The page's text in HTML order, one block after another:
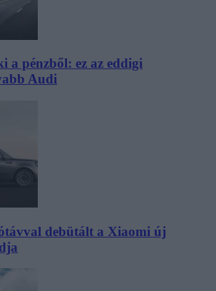
a pénzből: ez az eddigi
Audi
debütált a Xiaomi új